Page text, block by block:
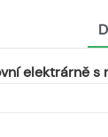
elektrárně